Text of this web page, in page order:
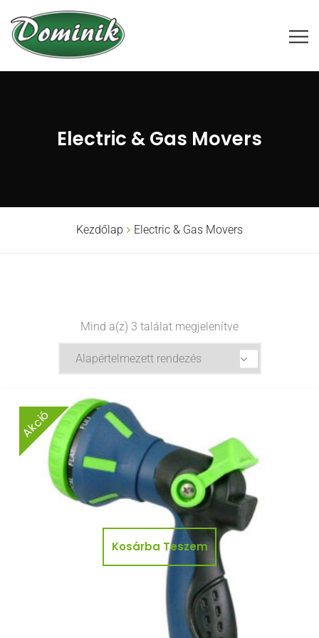
Electric & Gas Movers
Kezdőlap Electric & Gas Movers
Mind a(z) 3 találat megjelenítve
Kosárba Teszem
Akció